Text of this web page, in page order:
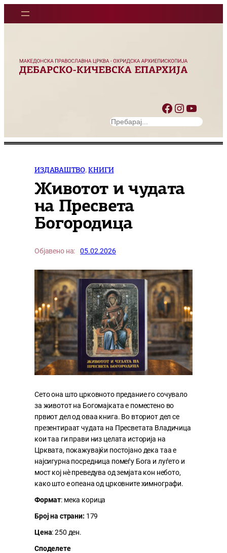
Facebook Instagram YouTube
S
a
c
ИЗДАВАШТВО, КНИГИ
Животот и чудата
на Пресвета
Богородица
Објавено на: 05.02.2026
Сето она што црковното предание го сочувало
за животот на Богомајката е поместено во
првиот дел од оваа книга. Во вториот дел се
презентираат чудата на Пресветата Владичица
кои таа ги прави низ целата историја на
Црквата, покажувајќи постојано дека таа е
најсигурна посредница помеѓу Бога и луѓето и
мост кој нè преведува од земјата кон небото,
како што е опеана од црковните химнографи.
Формат: мека корица
Број на страни: 179
Цена: 250 ден.
Споделете